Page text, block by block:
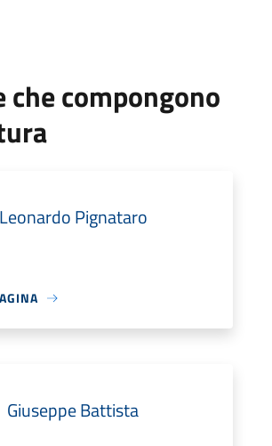
che compongono
Leonardo Pignataro
Giuseppe Battista